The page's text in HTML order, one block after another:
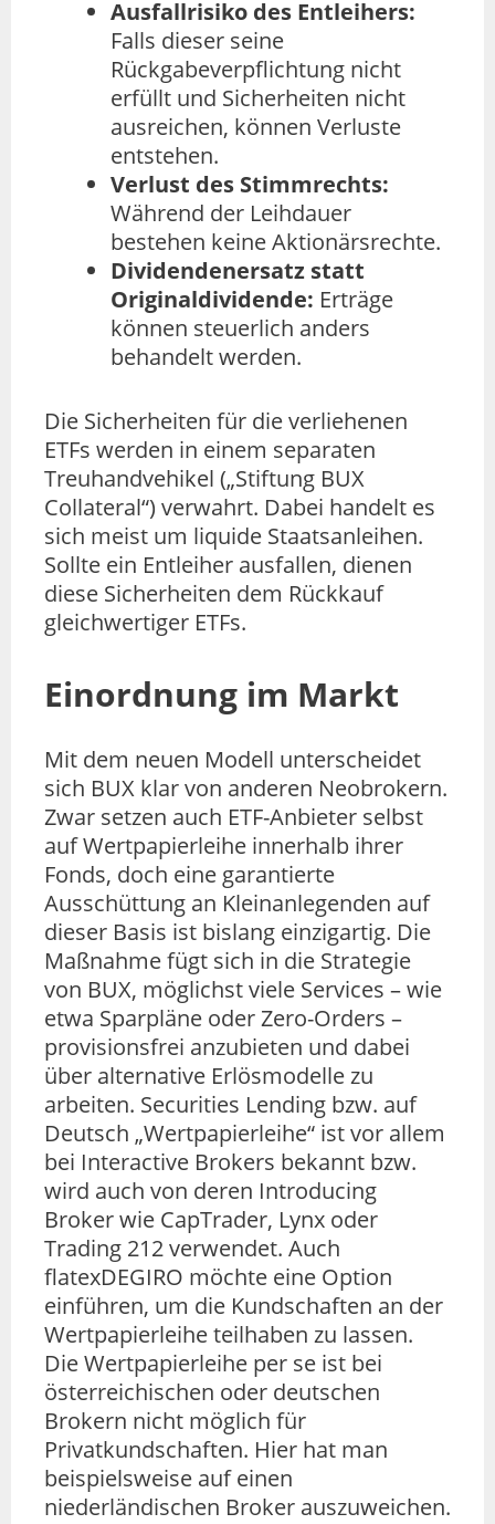
Ausfallrisiko des Entleihers:
Falls dieser seine
Rückgabeverpflichtung nicht
erfüllt und Sicherheiten nicht
ausreichen, können Verluste
entstehen.
Verlust des Stimmrechts:
Während der Leihdauer
bestehen keine Aktionärsrechte.
Dividendenersatz statt
Originaldividende: Erträge
können steuerlich anders
behandelt werden.
Die Sicherheiten für die verliehenen
ETFs werden in einem separaten
Treuhandvehikel („Stiftung BUX
Collateral“) verwahrt. Dabei handelt es
sich meist um liquide Staatsanleihen.
Sollte ein Entleiher ausfallen, dienen
diese Sicherheiten dem Rückkauf
gleichwertiger ETFs.
Einordnung im Markt
Mit dem neuen Modell unterscheidet
sich BUX klar von anderen Neobrokern.
Zwar setzen auch ETF-Anbieter selbst
auf Wertpapierleihe innerhalb ihrer
Fonds, doch eine garantierte
Ausschüttung an Kleinanlegenden auf
dieser Basis ist bislang einzigartig. Die
Maßnahme fügt sich in die Strategie
von BUX, möglichst viele Services – wie
etwa Sparpläne oder Zero-Orders –
provisionsfrei anzubieten und dabei
über alternative Erlösmodelle zu
arbeiten. Securities Lending bzw. auf
Deutsch „Wertpapierleihe“ ist vor allem
bei Interactive Brokers bekannt bzw.
wird auch von deren Introducing
Broker wie CapTrader, Lynx oder
Trading 212 verwendet. Auch
flatexDEGIRO möchte eine Option
einführen, um die Kundschaften an der
Wertpapierleihe teilhaben zu lassen.
Die Wertpapierleihe per se ist bei
österreichischen oder deutschen
Brokern nicht möglich für
Privatkundschaften. Hier hat man
beispielsweise auf einen
niederländischen Broker auszuweichen.